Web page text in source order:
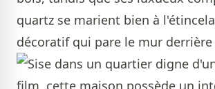
quartz se marient bien à
décoratif qui pare le mur